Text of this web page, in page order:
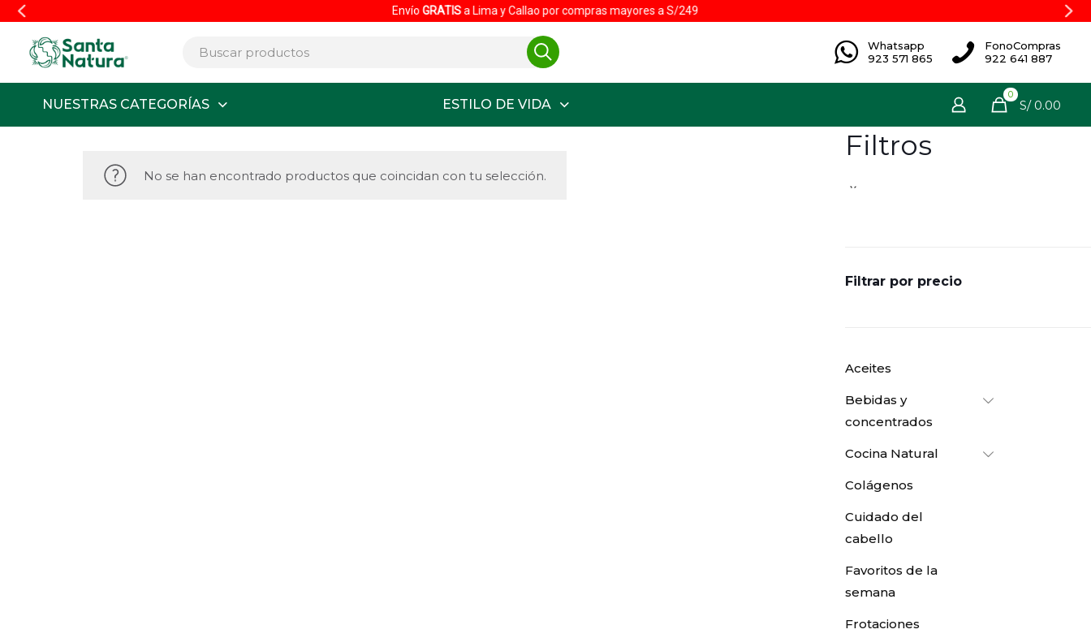
EnvíoGRATISa Lima y Callao por compras mayores a S/249
Whatsapp
923 571 865
FonoCompras
922 641 887
NUESTRAS CATEGORÍAS ESTILO DE VIDA
0
S/ 0.00
No se han encontrado productos que coincidan con tu selección.
Filtros
Filtrar por precio
Aceites
Bebidas y
concentrados
Cocina Natural
Colágenos
Cuidado del
cabello
Favoritos de la
semana
Frotaciones